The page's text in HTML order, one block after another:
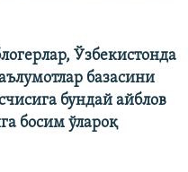
Ўзбекистонда
базасини
бундай айблов
босим ўлароқ